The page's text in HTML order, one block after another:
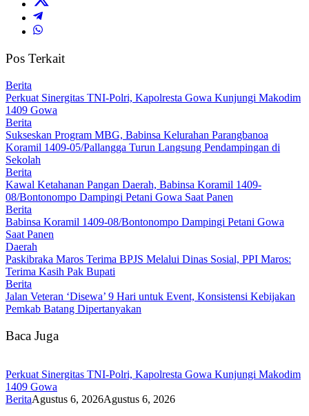
Pos Terkait
Berita
Perkuat Sinergitas TNI-Polri, Kapolresta Gowa Kunjungi Makodim
1409 Gowa
Berita
Sukseskan Program MBG, Babinsa Kelurahan Parangbanoa
Koramil 1409-05/Pallangga Turun Langsung Pendampingan di
Sekolah
Berita
Kawal Ketahanan Pangan Daerah, Babinsa Koramil 1409-
08/Bontonompo Dampingi Petani Gowa Saat Panen
Berita
Babinsa Koramil 1409-08/Bontonompo Dampingi Petani Gowa
Saat Panen
Daerah
Paskibraka Maros Terima BPJS Melalui Dinas Sosial, PPI Maros:
Terima Kasih Pak Bupati
Berita
Jalan Veteran ‘Disewa’ 9 Hari untuk Event, Konsistensi Kebijakan
Pemkab Batang Dipertanyakan
Baca Juga
Perkuat Sinergitas TNI-Polri, Kapolresta Gowa Kunjungi Makodim
1409 Gowa
BeritaAgustus 6, 2026Agustus 6, 2026